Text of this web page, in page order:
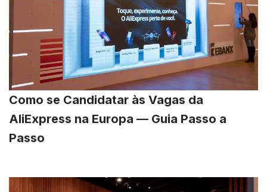
Como se Candidatar às Vagas da
AliExpress na Europa — Guia Passo a
Passo